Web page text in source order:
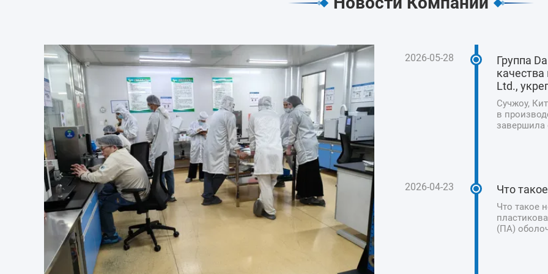
2026-05-28
Группа
качества
Ltd.,
Сучжоу,
в
завершила
2026-04-23 Что
Что такое
(ПА)